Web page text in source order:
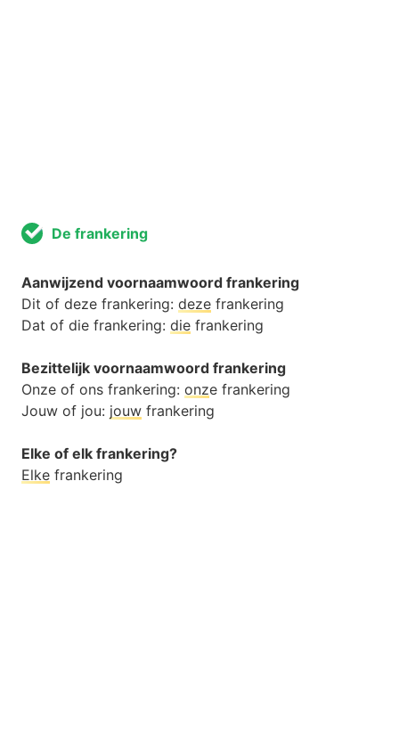
De frankering
Aanwijzend voornaamwoord frankering
Dit of deze frankering: deze frankering
Dat of die frankering: die frankering
Bezittelijk voornaamwoord frankering
Onze of ons frankering: onze frankering
Jouw of jou: jouw frankering
Elke of elk frankering?
Elke frankering